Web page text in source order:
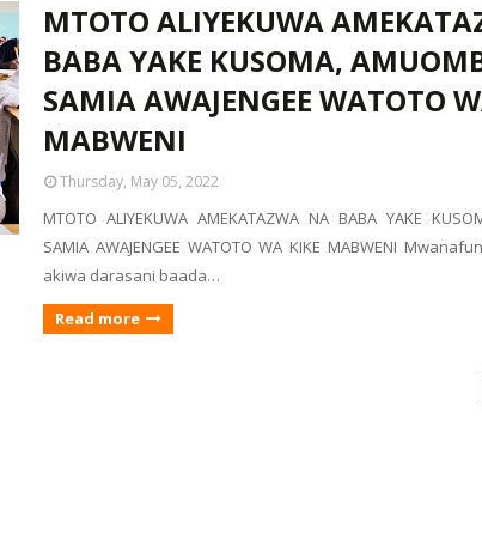
MTOTO ALIYEKUWA
BABA YAKE KUSOMA,
SAMIA AWAJENGEE WATOTO
MABWENI
Thursday, May 05, 2022
MTOTO ALIYEKUWA AMEKATAZWA NA BABA YAKE
SAMIA AWAJENGEE WATOTO WA KIKE MABWENI
akiwa darasani baada…
Read more